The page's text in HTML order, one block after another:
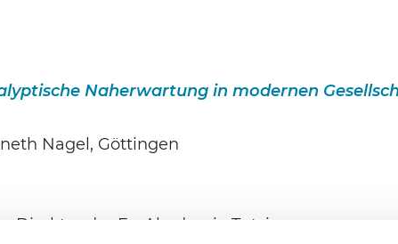
Naherwartung in modernen
Nagel, Göttingen
Direktor der Ev. Akademie Tutzing